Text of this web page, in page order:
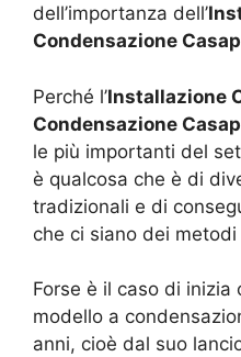
dell’importanza dell’
Condensazione
Perché l’Installazione
Condensazione
le più importanti del
è qualcosa che è di
tradizionali e di
che ci siano dei
Forse è il caso di inizia
modello a
anni, cioè dal suo